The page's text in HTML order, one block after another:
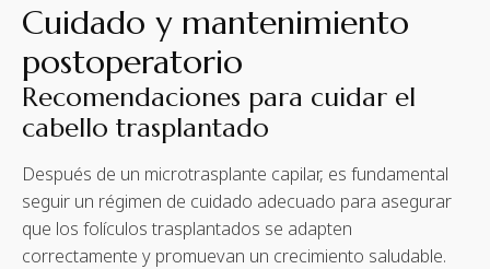
Cuidado y mantenimiento
postoperatorio
Recomendaciones para cuidar el
cabello trasplantado
Después de un microtrasplante capilar, es fundamental
seguir un régimen de cuidado adecuado para asegurar
que los folículos trasplantados se adapten
correctamente y promuevan un crecimiento saludable.